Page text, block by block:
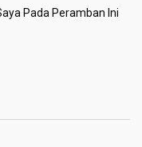
Pada Peramban Ini